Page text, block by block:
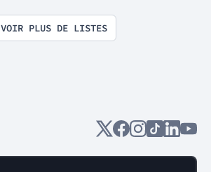
VOIR PLUS DE LISTES